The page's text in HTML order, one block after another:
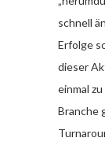
schnell
Erfolge
dieser
einmal
Branche